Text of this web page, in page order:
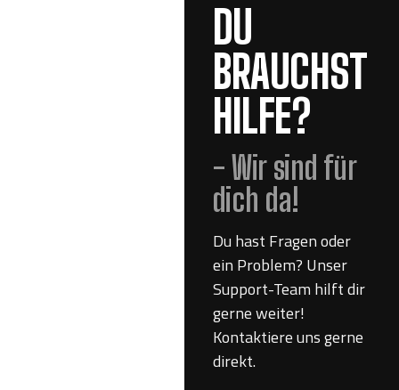
DU
BRAUCHST
HILFE?
- Wir sind für
dich da!
Du hast Fragen oder
ein Problem? Unser
Support-Team hilft dir
gerne weiter!
Kontaktiere uns gerne
direkt.